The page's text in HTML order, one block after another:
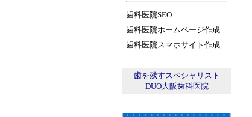
歯科医院SEO
歯科医院ホームページ作成
歯科医院スマホサイト作成
歯を残すスペシャリスト
DUO大阪歯科医院